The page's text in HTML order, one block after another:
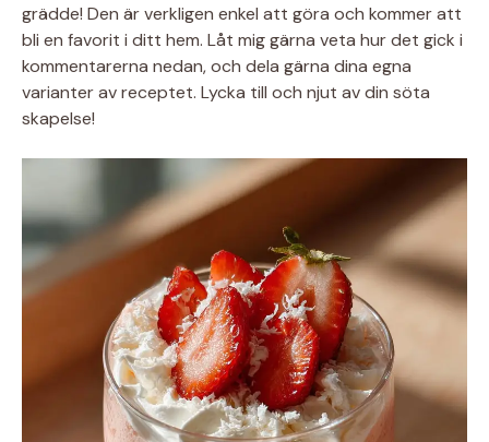
grädde! Den är verkligen enkel att göra och kommer att
bli en favorit i ditt hem. Låt mig gärna veta hur det gick i
kommentarerna nedan, och dela gärna dina egna
varianter av receptet. Lycka till och njut av din söta
skapelse!